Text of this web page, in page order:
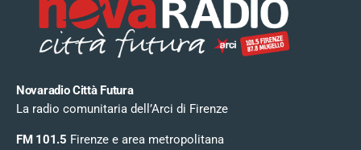
Novaradio Città Futura
La radio comunitaria dell’Arci di Firenze
FM 101.5 Firenze e area metropolitana